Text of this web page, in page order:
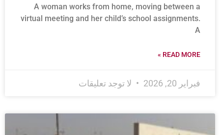
A woman works from home, moving between a
virtual meeting and her child’s school assignments.
A
READ MORE »
فبراير 20, 2026 لا توجد تعليقات